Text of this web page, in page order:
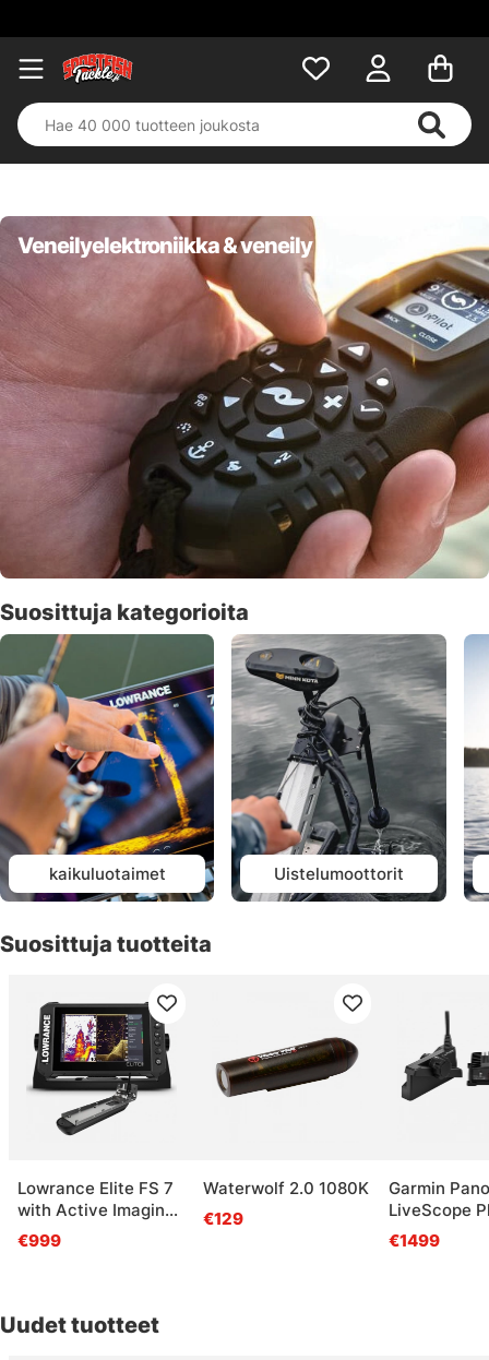
Veneilyelektroniikka & veneily
Suosittuja kategorioita
kaikuluotaimet Uistelumoottorit
Suosittuja tuotteita
Lowrance Elite FS 7
with Active Imaging
3-in-1
€999
Waterwolf 2.0 1080K
€129
Garmin
LiveScope
34 System
€1499
Uudet tuotteet